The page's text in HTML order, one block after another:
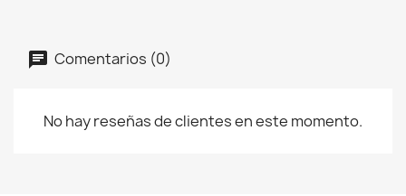
Comentarios (0)
No hay reseñas de clientes en este momento.